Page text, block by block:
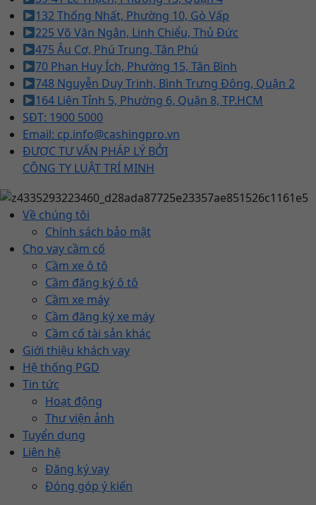
132 Thống Nhất, Phường 10, Gò Vấp
225 Võ Văn Ngân, Linh Chiểu, Thủ Đức
475 Âu Cơ, Phú Trung, Tân Phú
70 Phan Huy Ích, Phường 15, Tân Bình
748 Nguyễn Duy Trinh, Bình Trưng Đông, Quận 2
164 Liên Tỉnh 5, Phường 6, Quận 8, TP.HCM
SĐT: 1900 5000
Email: cp.info@cashingpro.vn
ĐƯỢC TƯ VẤN PHÁP LÝ BỞI
CÔNG TY LUẬT TRÍ MINH
Về chúng tôi
Chính sách bảo mật
Cho vay cầm cố
Cầm xe ô tô
Cầm đăng ký ô tô
Cầm xe máy
Cầm đăng ký xe máy
Cầm cố tài sản khác
Giới thiệu khách vay
Hệ thống PGD
Tin tức
Hoạt động
Thư viện ảnh
Tuyển dụng
Liên hệ
Đăng ký vay
Đóng góp ý kiến